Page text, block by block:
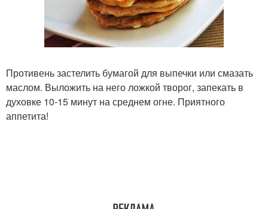
Противень застелить бумагой для выпечки или смазать
маслом. Выложить на него ложкой творог, запекать в
духовке 10-15 минут на среднем огне. Приятного
аппетита!